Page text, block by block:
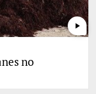
play_arrow
no